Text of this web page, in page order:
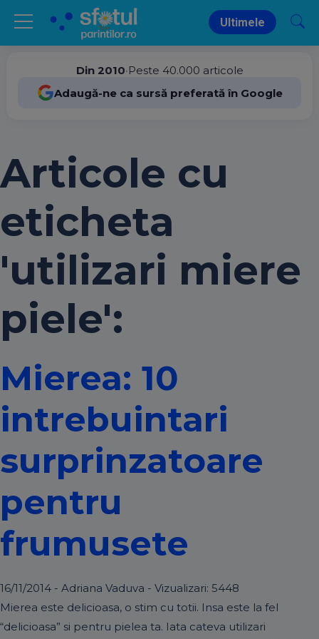
Ultimele
Din 2010•Peste 40.000 articole
Adaugă-ne ca sursă preferată în Google
Articole cu
eticheta
'utilizari miere
piele':
Mierea: 10
intrebuintari
surprinzatoare
pentru
frumusete
16/11/2014 - Adriana Vaduva - Vizualizari: 5448
Mierea este delicioasa, o stim cu totii. Insa este la fel
“delicioasa” si pentru pielea ta. Iata cateva utilizari